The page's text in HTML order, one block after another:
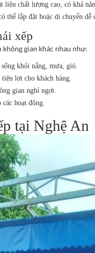
chất lượng cao, có khả
thể lắp đặt hoặc di chuyển dễ
xếp
gian khác nhau như:
khỏi nắng, mưa, gió.
lợi cho khách hàng.
gian nghỉ ngơi.
hoạt động.
tại Nghệ An